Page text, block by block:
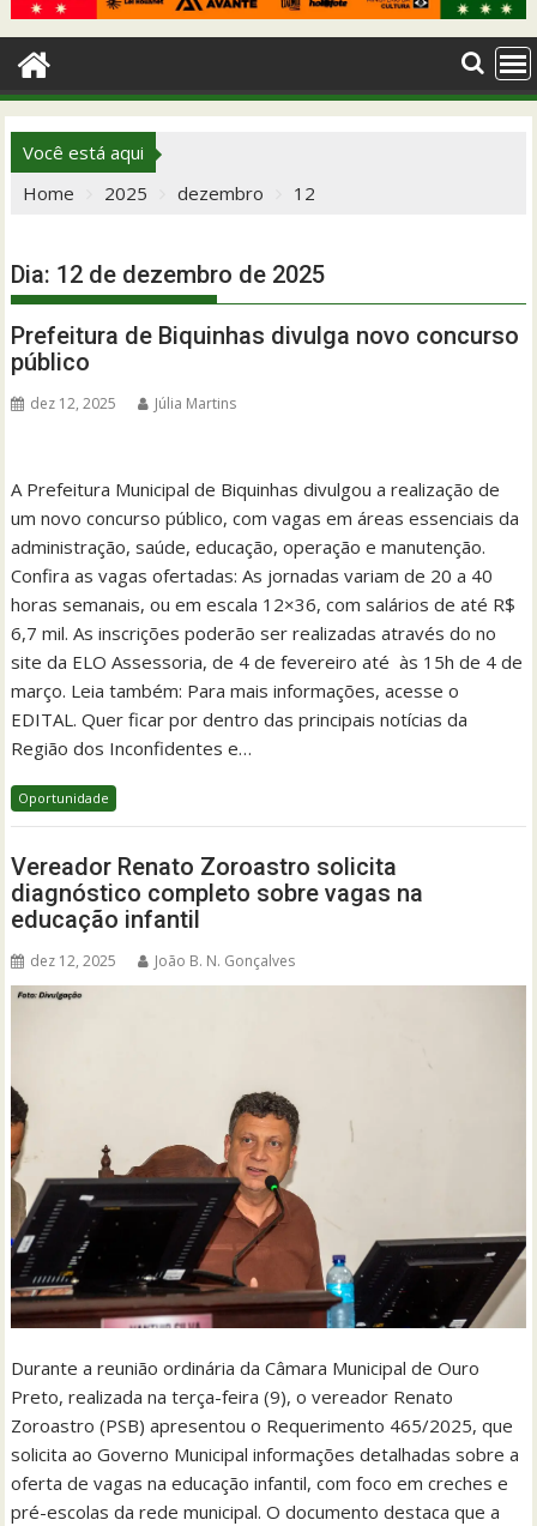
Você está aqui
Home
2025 dezembro 12
Dia: 12 de dezembro de 2025
Prefeitura de Biquinhas divulga novo concurso
público
dez 12, 2025 Júlia Martins
A Prefeitura Municipal de Biquinhas divulgou a realização de
um novo concurso público, com vagas em áreas essenciais da
administração, saúde, educação, operação e manutenção.
Confira as vagas ofertadas: As jornadas variam de 20 a 40
horas semanais, ou em escala 12×36, com salários de até R$
6,7 mil. As inscrições poderão ser realizadas através do no
site da ELO Assessoria, de 4 de fevereiro até às 15h de 4 de
março. Leia também: Para mais informações, acesse o
EDITAL. Quer ficar por dentro das principais notícias da
Região dos Inconfidentes e…
Oportunidade
Vereador Renato Zoroastro solicita
diagnóstico completo sobre vagas na
educação infantil
dez 12, 2025 João B. N. Gonçalves
Durante a reunião ordinária da Câmara Municipal de Ouro
Preto, realizada na terça-feira (9), o vereador Renato
Zoroastro (PSB) apresentou o Requerimento 465/2025, que
solicita ao Governo Municipal informações detalhadas sobre a
oferta de vagas na educação infantil, com foco em creches e
pré-escolas da rede municipal. O documento destaca que a